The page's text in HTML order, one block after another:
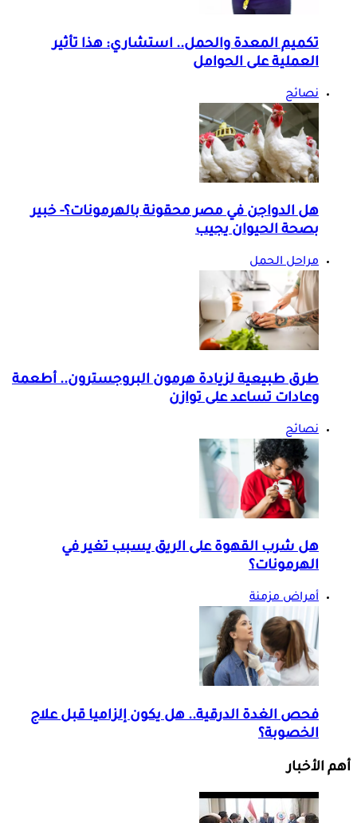
تكميم المعدة والحمل.. استشاري: هذا تأثير
العملية على الحوامل
نصائح
هل الدواجن في مصر محقونة بالهرمونات؟- خبير
بصحة الحيوان يجيب
مراحل الحمل
طرق طبيعية لزيادة هرمون البروجسترون.. أطعمة
وعادات تساعد على توازن
نصائح
هل شرب القهوة على الريق يسبب تغير في
الهرمونات؟
أمراض مزمنة
فحص الغدة الدرقية.. هل يكون إلزاميا قبل علاج
الخصوبة؟
أهم الأخبار